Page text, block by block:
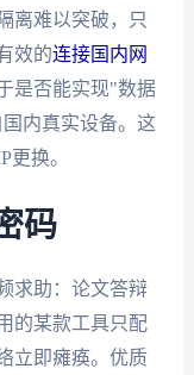
离难以突破，只
效的连接国内网
是否能实现"数据
内真实设备。这
换。
码
求助：论文答辩
的某款工具只配
立即瘫痪。优质